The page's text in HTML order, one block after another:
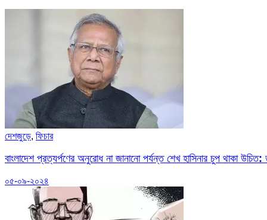
দেশজুড়ে, ফিচার
বাংলাদেশ প্রত্যর্পণের অনুরোধ না জানানো পর্যন্ত শেখ হাসিনার চুপ থাকা
০৫-০৯-২০২৪